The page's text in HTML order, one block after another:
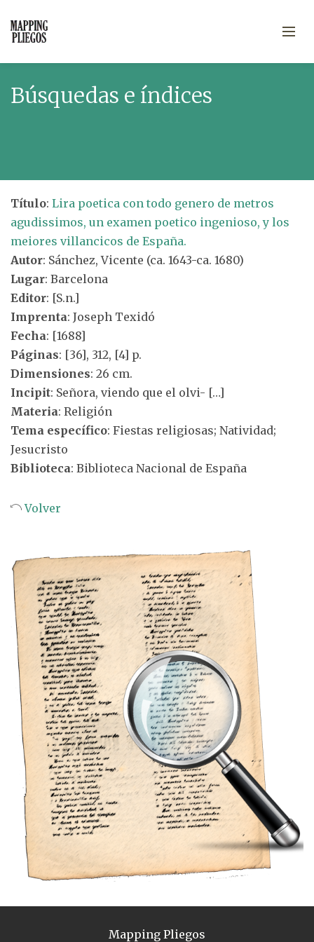
Búsquedas e índices
Título: Lira poetica con todo genero de metros
agudissimos, un examen poetico ingenioso, y los
meiores villancicos de España.
Autor: Sánchez, Vicente (ca. 1643-ca. 1680)
Lugar: Barcelona
Editor: [S.n.]
Imprenta: Joseph Texidó
Fecha: [1688]
Páginas: [36], 312, [4] p.
Dimensiones: 26 cm.
Incipit: Señora, viendo que el olvi- […]
Materia: Religión
Tema específico: Fiestas religiosas; Natividad;
Jesucristo
Biblioteca: Biblioteca Nacional de España
Volver
Mapping Pliegos